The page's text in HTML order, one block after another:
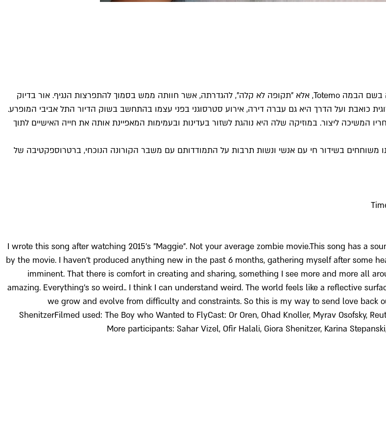
לא הקורונה הייתה זו ששיבשה את שגרת חייה של המוזיקאית רותם אור, המתכנה בשם הבמה Totemo, אלא "תקופה לא קלה", להגדרתה, אשר חוותה ממש בסמוך להתפרצות הנגיף. אור בדיוק
כואבת ועל הדרך היא גם עברה דירה, אירוע סטרסוגני בפני עצמו בהתחשב בשוק הדיור התל אביבי המופרע.
השד, ממנו החלימה ואחריו המשיכה ליצור. במוזיקה שלה היא נוהגת לשזור בעדינות ובעמימות המאפיינת אותה את חייה האישיים לתוך
אנו משוחחים בשידור חי עם אנשי ונשות תרבות על התמודדותם עם משבר הקורונה הנוכחי, ברטרוספקטיבה של
I wrote this song after watching 2015's "Maggie". Not your average zombie movie.This song has a
by the movie. I haven't produced anything new in the past 6 months, gathering myself after some
imminent. That there is comfort in creating and sharing, something I see more and more all
amazing. Everything's so weird.. I think I can understand weird. The world feels like a reflective
we grow and evolve from difficulty and constraints. So this is my way to send love back
ShenitzerFilmed used: The Boy who Wanted to FlyCast: Or Oren, Ohad Knoller, Myrav Osofsky,
More participants: Sahar Vizel, Ofir Halali, Giora Shenitzer, Karina